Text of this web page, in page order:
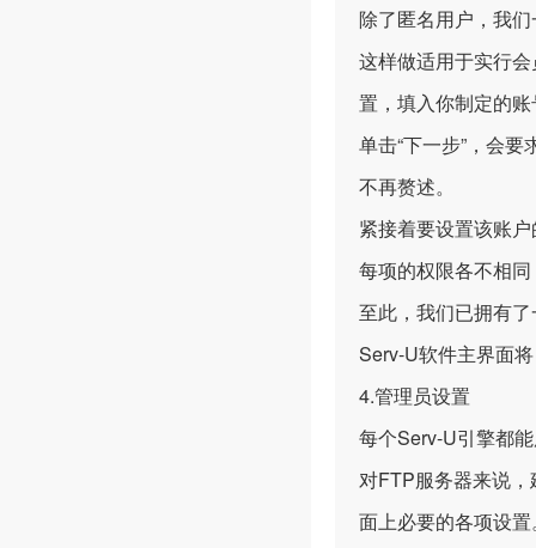
除了匿名用户，我
这样做适用于实行会
置，填入你制定的
单击“下一步”，会
不再赘述。
紧接着要设置该账户
每项的权限各不相
至此，我们已拥有
Serv-U软件主界面
4.管理员设置
每个Serv-U引擎都
对FTP服务器来说
面上必要的各项设置